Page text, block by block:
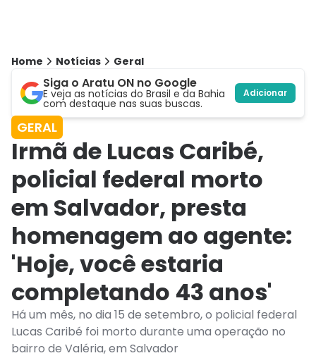
Home Notícias Geral
Siga o Aratu ON no Google
E veja as notícias do Brasil e da Bahia
com destaque nas suas buscas.
Adicionar
GERAL
Irmã de Lucas Caribé,
policial federal morto
em Salvador, presta
homenagem ao agente:
'Hoje, você estaria
completando 43 anos'
Há um mês, no dia 15 de setembro, o policial federal
Lucas Caribé foi morto durante uma operação no
bairro de Valéria, em Salvador